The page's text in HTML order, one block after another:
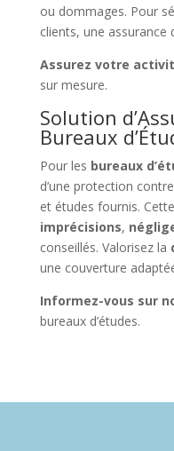
ou dommages. Pour
clients, une assurance
Assurez votre
sur mesure.
Solution
Bureaux
Pour les bureaux
d’une protection
et études fournis.
imprécisions,
conseillés. Valorisez la
une couverture
Informez-vous sur
bureaux d’études.